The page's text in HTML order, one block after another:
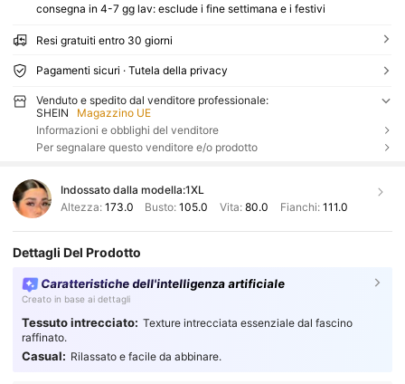
consegna in 4-7 gg lav: esclude i fine settimana e i festivi
Resi gratuiti entro 30 giorni
Pagamenti sicuri · Tutela della privacy
Venduto e spedito dal venditore professionale:
SHEIN
Magazzino UE
Informazioni e obblighi del venditore
Per segnalare questo venditore e/o prodotto
Indossato dalla modella:1XL
Altezza: 173.0 Busto:105.0 Vita: 80.0 Fianchi: 111.0
Dettagli Del Prodotto
Caratteristiche dell'intelligenza artificiale
Creato in base ai dettagli
Tessuto intrecciato: Texture intrecciata essenziale dal fascino
raffinato.
Casual: Rilassato e facile da abbinare.